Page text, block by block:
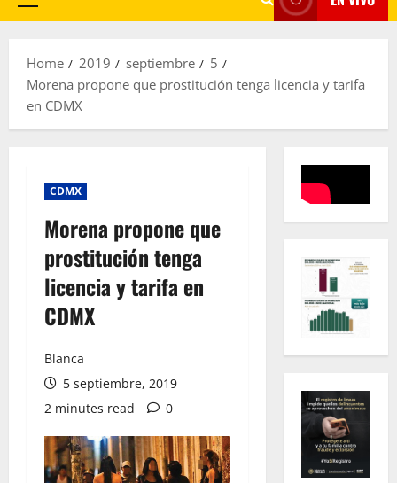
Primary
Home 2019 septiembre
5
Morena propone que prostitución tenga licencia y tarifa
en CDMX
CDMX
Morena propone que
prostitución tenga
licencia y tarifa en
CDMX
Blanca
5 septiembre, 2019
2 minutes read
0